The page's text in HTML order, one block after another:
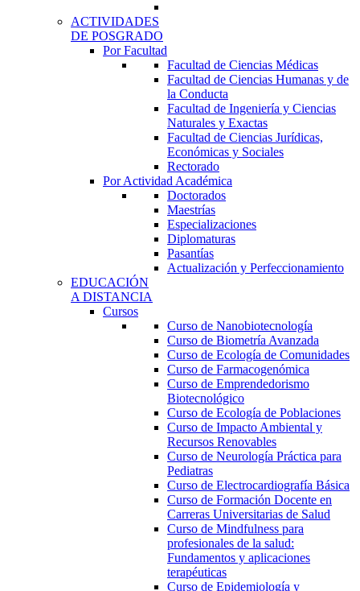
ACTIVIDADES
DE POSGRADO
Por Facultad
Facultad de Ciencias Médicas
Facultad de Ciencias Humanas y de
la Conducta
Facultad de Ingeniería y Ciencias
Naturales y Exactas
Facultad de Ciencias Jurídicas,
Económicas y Sociales
Rectorado
Por Actividad Académica
Doctorados
Maestrías
Especializaciones
Diplomaturas
Pasantías
Actualización y Perfeccionamiento
EDUCACIÓN
A DISTANCIA
Cursos
Curso de Nanobiotecnología
Curso de Biometría Avanzada
Curso de Ecología de Comunidades
Curso de Farmacogenómica
Curso de Emprendedorismo
Biotecnológico
Curso de Ecología de Poblaciones
Curso de Impacto Ambiental y
Recursos Renovables
Curso de Neurología Práctica para
Pediatras
Curso de Electrocardiografía Básica
Curso de Formación Docente en
Carreras Universitarias de Salud
Curso de Mindfulness para
profesionales de la salud:
Fundamentos y aplicaciones
terapéuticas
Curso de Epidemiología y